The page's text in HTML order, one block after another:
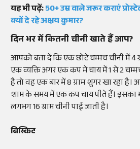
यह भी पढ़ें:50+ उम्र वाले जरूर कराएं
क्यों दे रहे अक्षय कुमार?
दिन भर में कितनी चीनी खाते हैं आप?
आपको बता दें कि एक छोटे चम्मच चीनी में 4
एक व्यक्ति अगर एक कप में चाय में 1 से 2
है तो वह एक बार में 8 ग्राम शुगर खा रहा
शाम के समय में एक कप चाय पीते हैं।
लगभग 16 ग्राम चीनी पाई जाती है।
बिस्किट